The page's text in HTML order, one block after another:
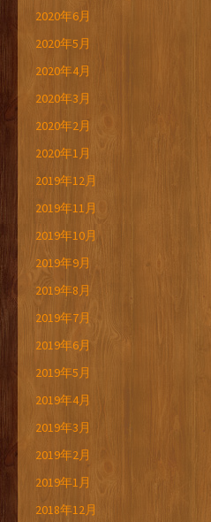
2020年6月
2020年5月
2020年4月
2020年3月
2020年2月
2020年1月
2019年12月
2019年11月
2019年10月
2019年9月
2019年8月
2019年7月
2019年6月
2019年5月
2019年4月
2019年3月
2019年2月
2019年1月
2018年12月